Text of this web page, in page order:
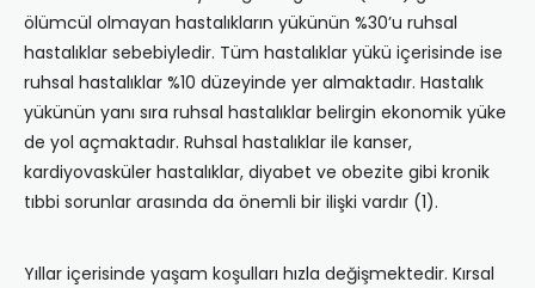
ölümcül olmayan hastalıkların yükünün %30’u ruhsal
hastalıklar sebebiyledir. Tüm hastalıklar yükü içerisinde ise
ruhsal hastalıklar %10 düzeyinde yer almaktadır. Hastalık
yükünün yanı sıra ruhsal hastalıklar belirgin ekonomik yüke
de yol açmaktadır. Ruhsal hastalıklar ile kanser,
kardiyovasküler hastalıklar, diyabet ve obezite gibi kronik
tıbbi sorunlar arasında da önemli bir ilişki vardır (1).
Yıllar içerisinde yaşam koşulları hızla değişmektedir. Kırsal